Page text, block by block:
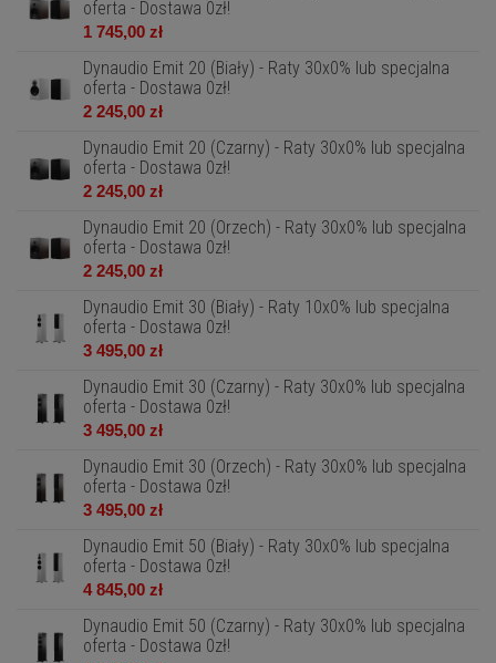
oferta - Dostawa 0zł!
1 745,00 zł
Dynaudio Emit 20 (Biały) - Raty 30x0% lub specjalna
oferta - Dostawa 0zł!
2 245,00 zł
Dynaudio Emit 20 (Czarny) - Raty 30x0% lub specjalna
oferta - Dostawa 0zł!
2 245,00 zł
Dynaudio Emit 20 (Orzech) - Raty 30x0% lub specjalna
oferta - Dostawa 0zł!
2 245,00 zł
Dynaudio Emit 30 (Biały) - Raty 10x0% lub specjalna
oferta - Dostawa 0zł!
3 495,00 zł
Dynaudio Emit 30 (Czarny) - Raty 30x0% lub specjalna
oferta - Dostawa 0zł!
3 495,00 zł
Dynaudio Emit 30 (Orzech) - Raty 30x0% lub specjalna
oferta - Dostawa 0zł!
3 495,00 zł
Dynaudio Emit 50 (Biały) - Raty 30x0% lub specjalna
oferta - Dostawa 0zł!
4 845,00 zł
Dynaudio Emit 50 (Czarny) - Raty 30x0% lub specjalna
oferta - Dostawa 0zł!